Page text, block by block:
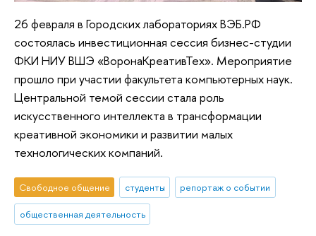
26 февраля в Городских лабораториях ВЭБ.РФ
состоялась инвестиционная сессия бизнес-студии
ФКИ НИУ ВШЭ «ВоронаКреативТех». Мероприятие
прошло при участии факультета компьютерных наук.
Центральной темой сессии стала роль
искусственного интеллекта в трансформации
креативной экономики и развитии малых
технологических компаний.
Свободное общение студенты репортаж о событии
общественная деятельность